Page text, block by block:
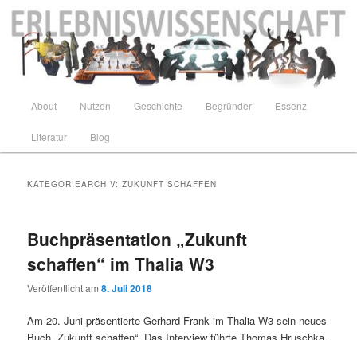
Zum
primären
Inhalt
springen
Zum
sekundären
Inhalt
springenErlebniswissenschaft
Lust auf Transition
About Nutzen Geschichte Begründer Essenz
Literatur Blog
KATEGORIEARCHIV:ZUKUNFT SCHAFFEN
Buchpräsentation „Zukunft
schaffen“ im Thalia W3
Veröffentlicht am8. Juli 2018
Am 20. Juni präsentierte Gerhard Frank im Thalia W3 sein neues